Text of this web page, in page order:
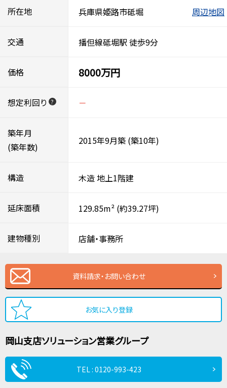
所在地 兵庫県姫路市砥堀 周辺地図
交通 播但線砥堀駅 徒歩9分
価格 8000万円
想定利回り ? －
築年月
(築年数)
2015年9月築 (築10年)
構造 木造地上1階建
延床面積 129.85m² (約39.27坪)
建物種別 店舗・事務所
資料請求・お問い合わせ
お気に入り登録
岡山支店ソリューション営業グループ
TEL : 0120-993-423